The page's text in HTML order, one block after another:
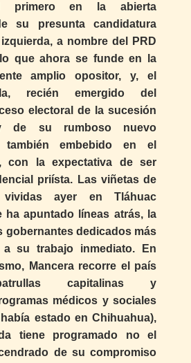
primero en la abierta
su presunta candidatura
a nombre del PRD
que ahora se funde en la
amplio opositor, y, el
recién emergido del
electoral de la sucesión
de su rumboso nuevo
también embebido en el
con la expectativa de ser
priísta. Las viñetas de
vividas ayer en Tláhuac
ha apuntado líneas atrás, la
gobernantes dedicados más
su trabajo inmediato. En
Mancera recorre el país
capitalinas y
médicos y sociales
estado en Chihuahua),
tiene programado no el
de su compromiso